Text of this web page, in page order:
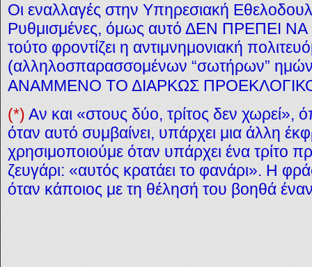
Οι εναλλαγές στην Υπηρεσιακή
Ρυθμισμένες, όμως αυτό ΔΕΝ ΠΡΕΠΕΙ
τούτο φροντίζει η αντιμνημονιακή
(αλληλοσπαρασσομένων “σωτήρων”
ΑΝΑΜΜΕΝΟ ΤΟ ΔΙΑΡΚΩΣ
(*) Αν και «στους δύο, τρίτος δεν χωρεί»,
όταν αυτό συμβαίνει, υπάρχει μια άλλη
χρησιμοποιούμε όταν υπάρχει ένα τρίτο
ζευγάρι: «αυτός κρατάει το φανάρι». Η
όταν κάποιος με τη θέλησή του βοηθά